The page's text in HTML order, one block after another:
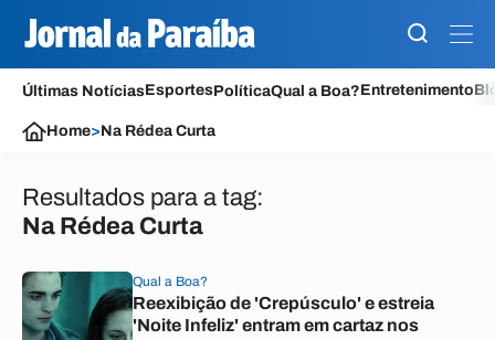
Últimas NotíciasEsportesPolíticaQual a Boa?Entretenimento
Home>Na Rédea Curta
Resultados para a tag:
Na Rédea Curta
Qual a Boa?
Reexibição de 'Crepúsculo' e estreia
'Noite Infeliz' entram em cartaz nos